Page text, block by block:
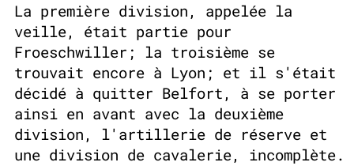
La première division, appelée la
veille, était partie pour
Froeschwiller; la troisième se
trouvait encore à Lyon; et il s'était
décidé à quitter Belfort, à se porter
ainsi en avant avec la deuxième
division, l'artillerie de réserve et
une division de cavalerie, incomplète.